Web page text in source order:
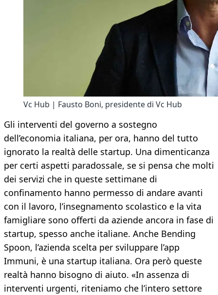
Vc Hub | Fausto Boni, presidente di Vc Hub
Gli interventi del governo a sostegno
dell’economia italiana, per ora, hanno del tutto
ignorato la realtà delle startup. Una dimenticanza
per certi aspetti paradossale, se si pensa che molti
dei servizi che in queste settimane di
confinamento hanno permesso di andare avanti
con il lavoro, l’insegnamento scolastico e la vita
famigliare sono offerti da aziende ancora in fase di
startup, spesso anche italiane. Anche Bending
Spoon, l’azienda scelta per sviluppare l’app
Immuni, è una startup italiana. Ora però queste
realtà hanno bisogno di aiuto. «In assenza di
interventi urgenti, riteniamo che l’intero settore